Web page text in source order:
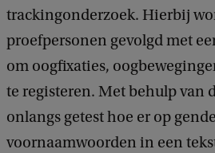
trackingonderzoek. Hierbij
proefpersonen gevolgd met
om oogfixaties,
te registeren. Met behulp van
onlangs getest hoe er op
voornaamwoorden in een